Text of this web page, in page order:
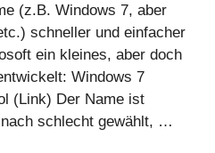
(z.B. Windows 7, aber
schneller und einfacher
ein kleines, aber doch
Windows 7
(Link) Der Name ist
schlecht gewählt, …